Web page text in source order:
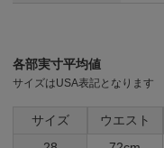
各部実寸平均値
サイズはUSA表記となります
サイズ ウエスト